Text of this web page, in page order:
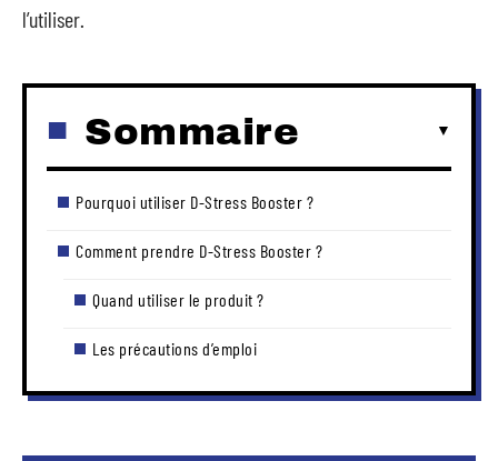
l’utiliser.
Sommaire
Pourquoi utiliser D-Stress Booster ?
Comment prendre D-Stress Booster ?
Quand utiliser le produit ?
Les précautions d’emploi